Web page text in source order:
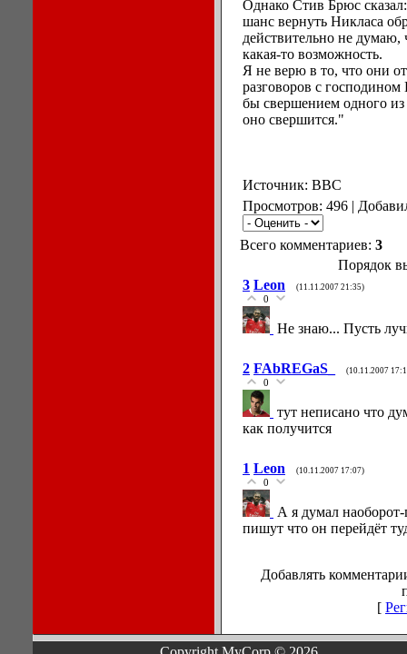
Однако Стив Брюс
шанс вернуть Никласа
действительно не думаю,
какая-то возможность.
Я не верю в то, что они
разговоров с
бы свершением одного
оно свершится."
Источник: BBC
Просмотров: 496 |
Всего комментариев: 3
Порядок
3 Leon (11.11.2007 21:35)
0
Не знаю... Пусть
2 FAbREGaS_ (10.11.2007
0
тут неписано что
как получится
1 Leon (10.11.2007 17:07)
0
А я думал
пишут что он перейдёт
Добавлять
[